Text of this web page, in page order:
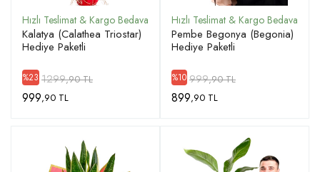
Kalatya (Calathea Triostar)
Hediye Paketli
%23 1299,90 TL
999,90 TL
Pembe Begonya (Begonia)
Hediye Paketli
%10 999,90 TL
899,90 TL